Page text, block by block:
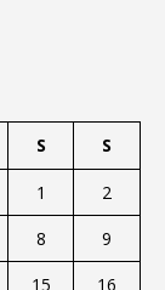
S S
1
2
8
9
15 16